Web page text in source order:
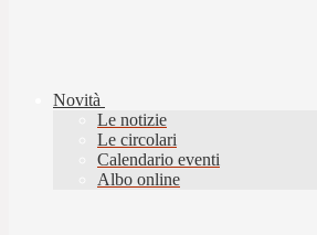
Novità
Le notizie
Le circolari
Calendario eventi
Albo online